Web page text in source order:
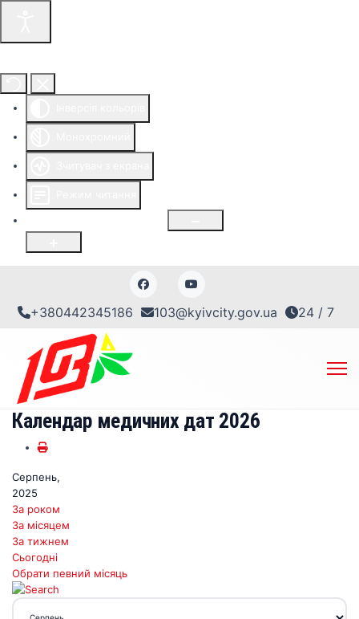
+380442345186 103@kyivcity.gov.ua 24 / 7
Календар медичних дат 2026
Серпень,
2025
За роком
За місяцем
За тижнем
Сьогодні
Обрати певний місяць